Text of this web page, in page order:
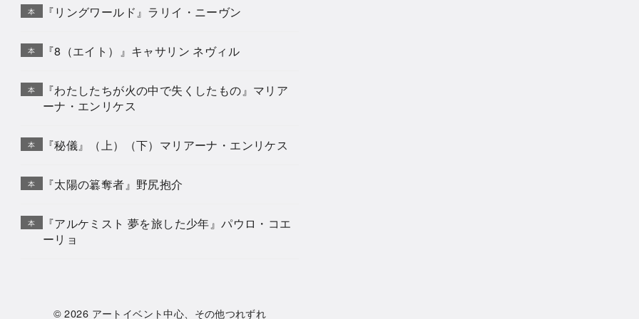
本 『リングワールド』ラリイ・ニーヴン
本 『8（エイト）』キャサリン ネヴィル
本
『わたしたちが火の中で失くしたもの』マリア
ーナ・エンリケス
本 『秘儀』（上）（下）マリアーナ・エンリケス
本 『太陽の簒奪者』野尻抱介
本
『アルケミスト 夢を旅した少年』パウロ・コエ
ーリョ
© 2026 アートイベント中心、その他つれずれ